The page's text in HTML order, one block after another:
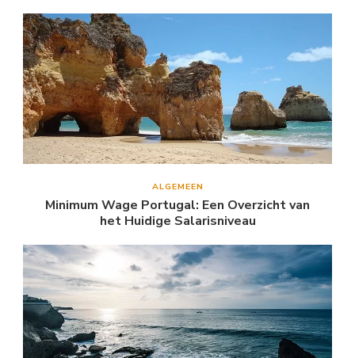
ALGEMEEN
Minimum Wage Portugal: Een Overzicht van
het Huidige Salarisniveau